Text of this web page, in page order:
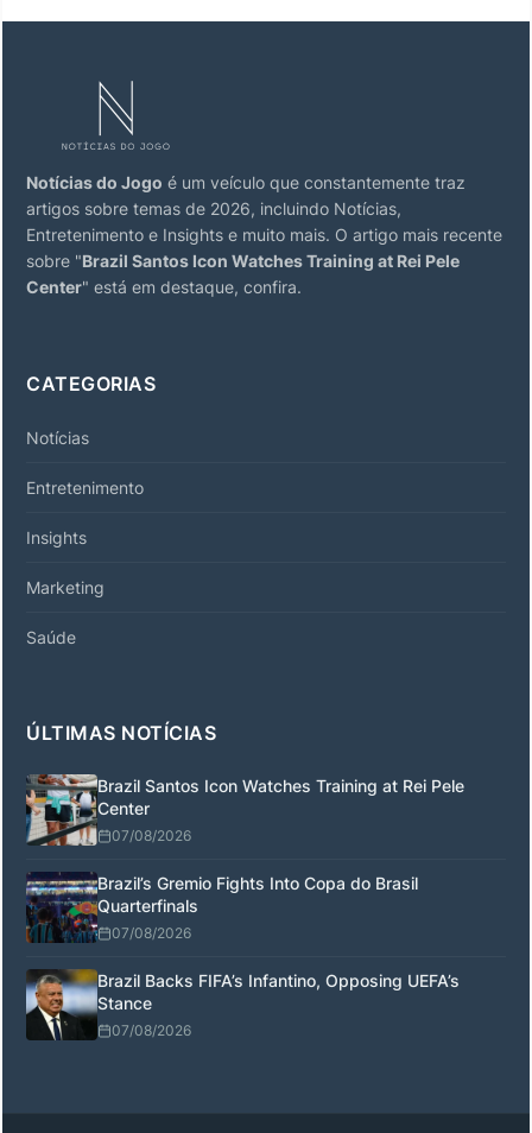
Notícias do Jogo é um veículo que constantemente traz
artigos sobre temas de 2026, incluindo Notícias,
Entretenimento e Insights e muito mais. O artigo mais recente
sobre "Brazil Santos Icon Watches Training at Rei Pele
Center" está em destaque, confira.
CATEGORIAS
Notícias
Entretenimento
Insights
Marketing
Saúde
ÚLTIMAS NOTÍCIAS
Brazil Santos Icon Watches Training at Rei Pele
Center
07/08/2026
Brazil’s Gremio Fights Into Copa do Brasil
Quarterfinals
07/08/2026
Brazil Backs FIFA’s Infantino, Opposing UEFA’s
Stance
07/08/2026